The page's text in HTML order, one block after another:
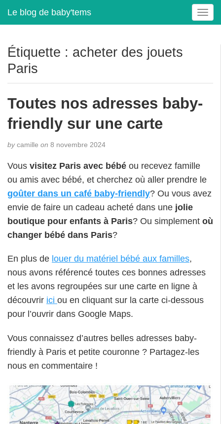
Le blog de baby'tems
T
o
n
Étiquette : acheter des jouets
Paris
Toutes nos adresses baby-
friendly sur une carte
bycamille on 8 novembre 2024
Vous visitez Paris avec bébé ou recevez famille
ou amis avec bébé, et cherchez où aller prendre le
goûter dans un café baby-friendly? Ou vous avez
envie de faire un cadeau acheté dans une jolie
boutique pour enfants à Paris? Ou simplement où
changer bébé dans Paris?
En plus de louer du matériel bébé aux familles,
nous avons référencé toutes ces bonnes adresses
et les avons regroupées sur une carte en ligne à
découvrir ici ou en cliquant sur la carte ci-dessous
pour l’ouvrir dans Google Maps.
Vous connaissez d’autres belles adresses baby-
friendly à Paris et petite couronne ? Partagez-les
nous en commentaire !